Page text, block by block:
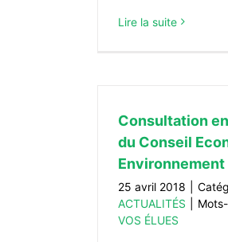
Lire la suite
Consultation
du Conseil
Environnement
25 avril 2018
ACTUALITÉS
VOS ÉLUES